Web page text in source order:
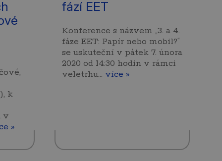
k
v
»
fází EET
Konference s názvem „3. a 4.
fáze EET: Papír nebo mobil?“
se uskuteční v pátek 7. února
2020 od 14:30 hodin v rámci
veletrhu… více »